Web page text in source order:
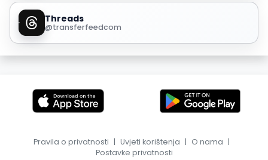
Threads
@transferfeedcom
Pravila o privatnosti | Uvjeti korištenja | O nama |
Postavke privatnosti